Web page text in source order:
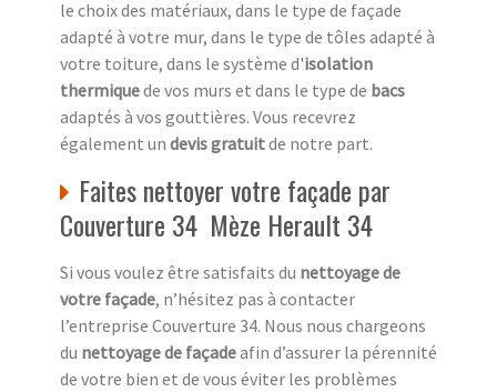
le choix des matériaux, dans le type de façade
adapté à votre mur, dans le type de tôles adapté à
votre toiture, dans le système d'isolation
thermiquede vos murs et dans le type de bacs
adaptés à vos gouttières. Vous recevrez
également un devis gratuitde notre part.
Faites nettoyer votre façade par
Couverture 34 Mèze Herault 34
Si vous voulez être satisfaits du nettoyage de
votre façade, n’hésitez pas à contacter
l’entreprise Couverture 34. Nous nous chargeons
du nettoyage de façadeafin d’assurer la pérennité
de votre bien et de vous éviter les problèmes